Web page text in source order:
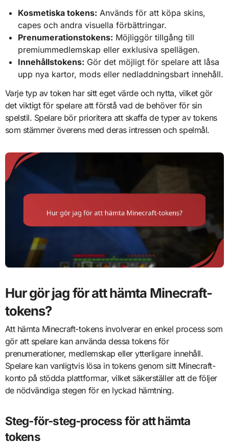
Kosmetiska tokens: Används för att köpa skins,
capes och andra visuella förbättringar.
Prenumerationstokens: Möjliggör tillgång till
premiummedlemskap eller exklusiva spellägen.
Innehållstokens: Gör det möjligt för spelare att låsa
upp nya kartor, mods eller nedladdningsbart innehåll.
Varje typ av token har sitt eget värde och nytta, vilket gör
det viktigt för spelare att förstå vad de behöver för sin
spelstil. Spelare bör prioritera att skaffa de typer av tokens
som stämmer överens med deras intressen och spelmål.
Hur gör jag för att hämta Minecraft-
tokens?
Att hämta Minecraft-tokens involverar en enkel process som
gör att spelare kan använda dessa tokens för
prenumerationer, medlemskap eller ytterligare innehåll.
Spelare kan vanligtvis lösa in tokens genom sitt Minecraft-
konto på stödda plattformar, vilket säkerställer att de följer
de nödvändiga stegen för en lyckad hämtning.
Steg-för-steg-process för att hämta
tokens